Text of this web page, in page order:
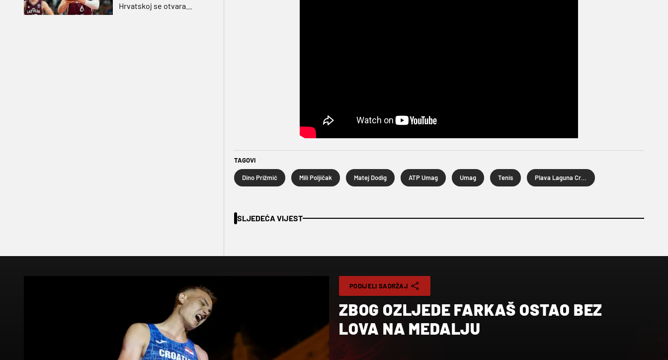
Hrvatskoj se otvara
TAGOVI
Dino Prižmić Mili Poljičak Matej Dodig ATP Umag Umag Tenis Plava Laguna Croatia Open Umag 2025
SLJEDEĆA VIJEST
PODIJELI SADRŽAJ
ZBOG OZLJEDE FARKAŠ OSTAO BEZ
LOVA NA MEDALJU